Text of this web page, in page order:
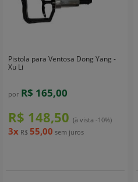
Pistola para Ventosa Dong Yang -
Xu Li
por R$ 165,00
R$ 148,50 (à vista -10%)
3x R$ 55,00 sem juros